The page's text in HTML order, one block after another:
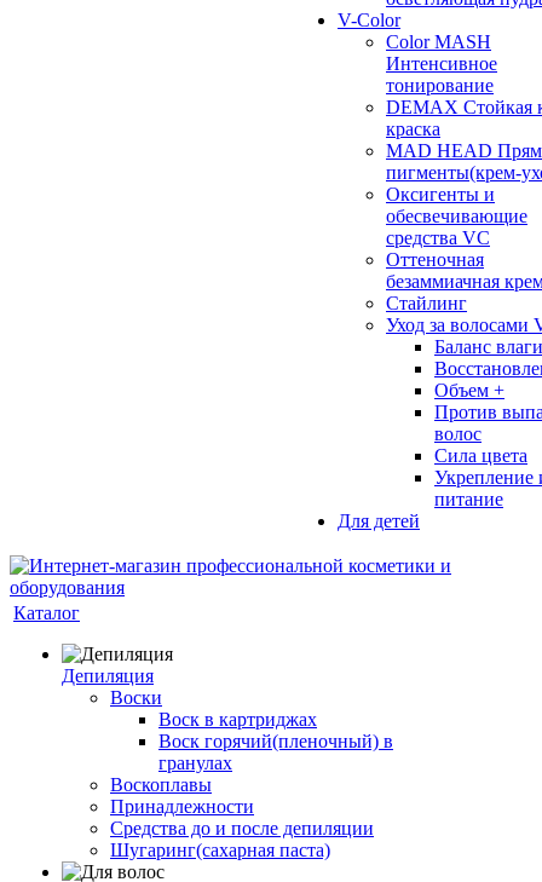
V-Color
Color MASH
Интенсивное
тонирование
DEMAX Стойкая
краска
MAD HEAD
пигменты(крем-
Оксигенты и
обесвечивающие
средства VC
Оттеночная
безаммиачная
Стайлинг
Уход за волосами
Баланс влаги
Объем +
Против
волос
Сила цвета
Укрепление
питание
Для детей
Каталог
Депиляция
Воски
Воск в картриджах
Воск горячий(пленочный) в
гранулах
Воскоплавы
Принадлежности
Средства до и после депиляции
Шугаринг(сахарная паста)